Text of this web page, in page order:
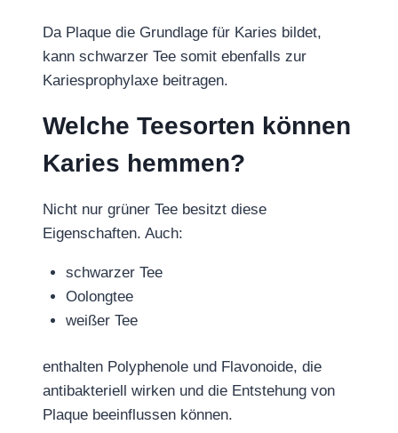
Da Plaque die Grundlage für Karies bildet,
kann schwarzer Tee somit ebenfalls zur
Kariesprophylaxe beitragen.
Welche Teesorten können
Karies hemmen?
Nicht nur grüner Tee besitzt diese
Eigenschaften. Auch:
schwarzer Tee
Oolongtee
weißer Tee
enthalten Polyphenole und Flavonoide, die
antibakteriell wirken und die Entstehung von
Plaque beeinflussen können.